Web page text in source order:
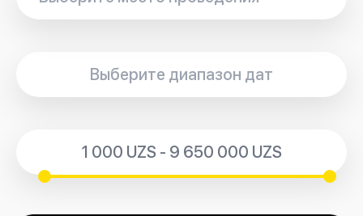
1 000 UZS - 9 650 000 UZS